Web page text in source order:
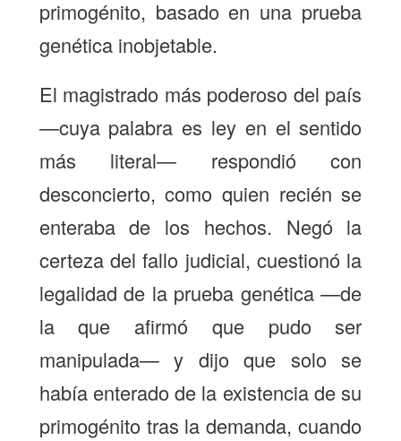
primogénito, basado en una prueba
genética inobjetable.
El magistrado más poderoso del país
—cuya palabra es ley en el sentido
más literal— respondió con
desconcierto, como quien recién se
enteraba de los hechos. Negó la
certeza del fallo judicial, cuestionó la
legalidad de la prueba genética —de
la que afirmó que pudo ser
manipulada— y dijo que solo se
había enterado de la existencia de su
primogénito tras la demanda, cuando